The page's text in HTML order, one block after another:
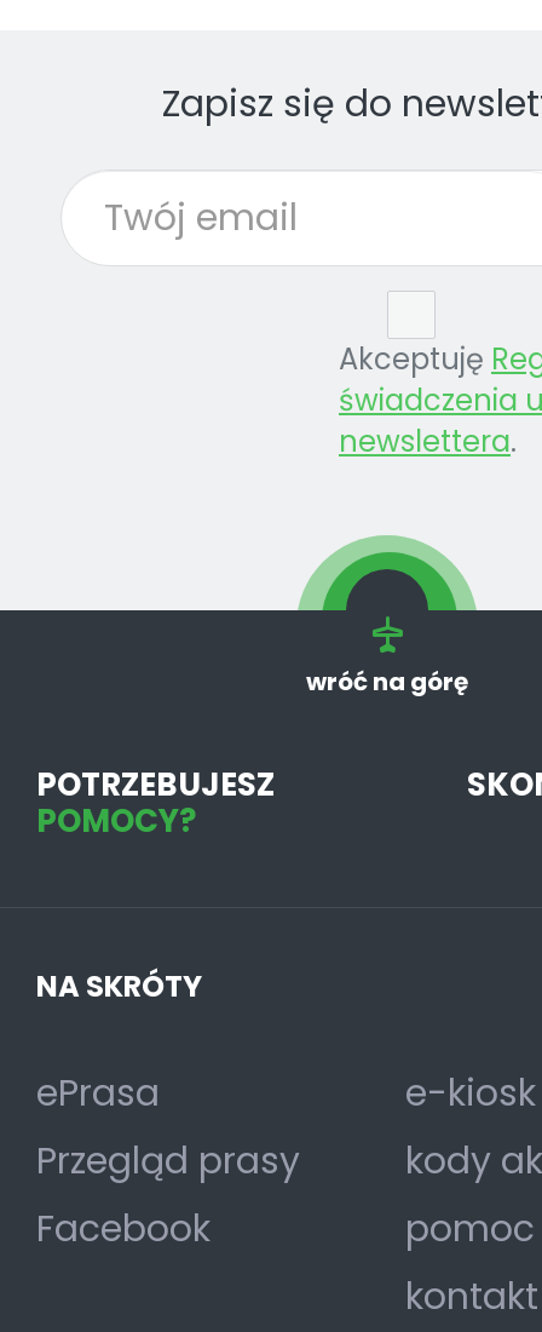
Zapisz się do
Akceptuję
świadczenia
newslettera.
wróć na górę
POTRZEBUJESZ
POMOCY?
NA SKRÓTY
ePrasa
Przegląd prasy
Facebook
e-
kody
pomoc
kontakt